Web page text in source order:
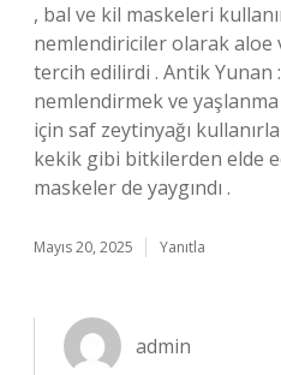
, bal ve kil maskeleri
nemlendiriciler olarak aloe
tercih edilirdi . Antik Yunan
nemlendirmek ve
için saf zeytinyağı
kekik gibi bitkilerden elde
maskeler de yaygındı .
Mayıs 20, 2025 Yanıtla
admin